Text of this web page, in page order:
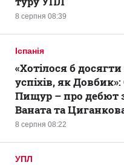
8 серпня 08:39
Іспанія
8 серпня 08:22
«Хотілося б
успіхів, як
Пищур – про дебют
Ваната та
УПЛ